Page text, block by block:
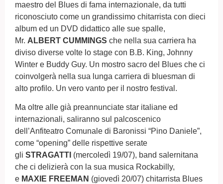
maestro del Blues di fama internazionale, da tutti
riconosciuto come un grandissimo chitarrista con dieci
album ed un DVD didattico alle sue spalle,
Mr. ALBERT CUMMINGS che nella sua carriera ha
diviso diverse volte lo stage con B.B. King, Johnny
Winter e Buddy Guy. Un mostro sacro del Blues che ci
coinvolgerà nella sua lunga carriera di bluesman di
alto profilo. Un vero vanto per il nostro festival.
Ma oltre alle già preannunciate star italiane ed
internazionali, saliranno sul palcoscenico
dell’Anfiteatro Comunale di Baronissi “Pino Daniele”,
come “opening” delle rispettive serate
gli STRAGATTI (mercoledì 19/07), band salernitana
che ci delizierà con la sua musica Rockabilly,
e MAXIE FREEMAN (giovedì 20/07) chitarrista Blues